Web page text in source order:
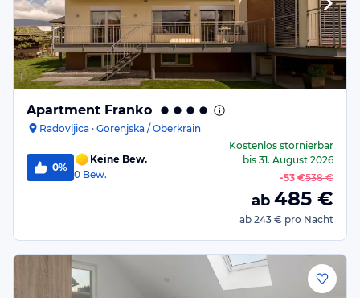
Apartment Franko
Radovljica · Gorenjska / Oberkrain
0%
Keine Bew.
0 Bew.
Kostenlos stornierbar
bis 31. August 2026
-53 €538 €
ab 485 €
ab 243 € pro Nacht